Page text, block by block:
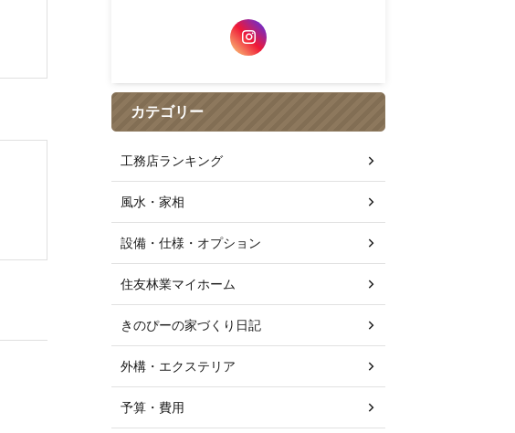
カテゴリー
工務店ランキング
風水・家相
設備・仕様・オプション
住友林業マイホーム
きのぴーの家づくり日記
外構・エクステリア
予算・費用